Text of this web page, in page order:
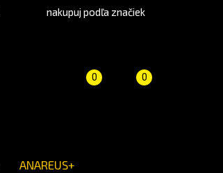
nakupuj podľa značiek
Košík 0
(prázdny)
Porovnanie
0
ANAREUS+